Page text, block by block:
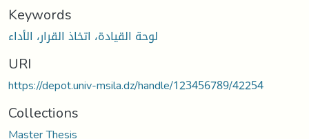
Keywords
لوحة القيادة، اتخاذ القرار، الأداء
URI
https://depot.univ-msila.dz/handle/123456789/42254
Collections
Master Thesis